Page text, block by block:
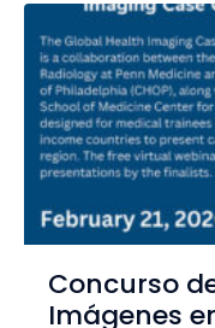
Concurso
Imágenes